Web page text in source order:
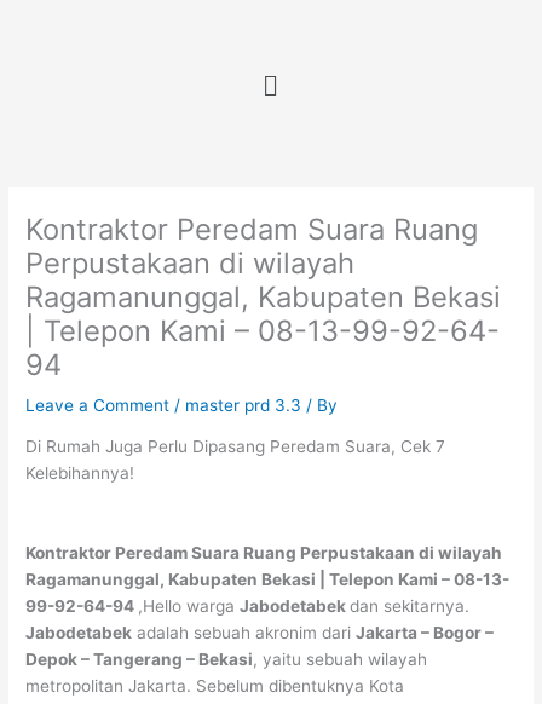
Menu
Kontraktor Peredam Suara Ruang
Perpustakaan di wilayah
Ragamanunggal, Kabupaten Bekasi
| Telepon Kami – 08-13-99-92-64-
94
Leave a Comment / master prd 3.3 / By
Di Rumah Juga Perlu Dipasang Peredam Suara, Cek 7
Kelebihannya!
Kontraktor Peredam Suara Ruang Perpustakaan di wilayah
Ragamanunggal, Kabupaten Bekasi | Telepon Kami – 08-13-
99-92-64-94 ,Hello wargaJabodetabekdan sekitarnya.
Jabodetabek adalah sebuah akronim dariJakarta – Bogor –
Depok – Tangerang – Bekasi, yaitu sebuah wilayah
metropolitan Jakarta. Sebelum dibentuknya Kota